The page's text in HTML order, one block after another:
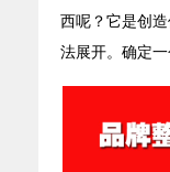
西呢？它是创
法展开。确定